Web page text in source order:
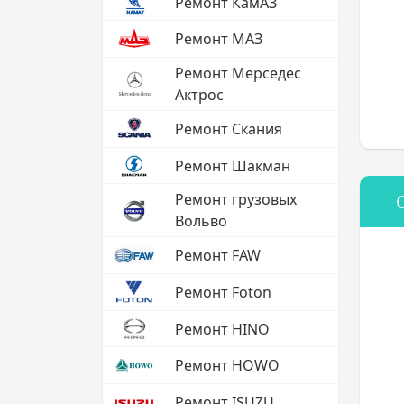
Ремонт МАЗ
Ремонт Мерседес
Актрос
Ремонт Скания
Ремонт Шакман
Ремонт грузовых
Вольво
Ремонт FAW
Ремонт Foton
Ремонт HINO
Ремонт HOWO